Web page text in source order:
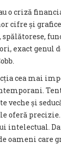
o criză
cifre și
exact genul
cea mai
veche și
oferă
intelectual.
oameni care